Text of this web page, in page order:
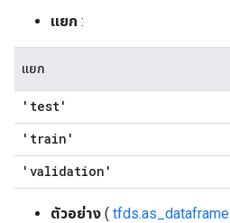
แยก :
แยก
'test'
'train'
'validation'
ตัวอย่าง ( tfds.as_dataframe